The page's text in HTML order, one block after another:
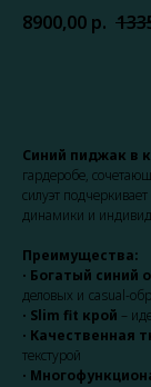
8900,00 р.
Синий пиджак в
гардеробе,
силуэт
динамики и
Преимущества:
• Богатый синий
деловых и casual-
• Slim fit крой –
• Качественная
текстурой
•